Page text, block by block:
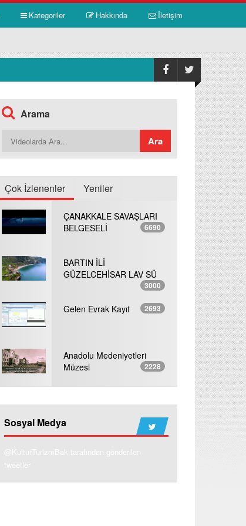
İletişim
Hakkında
Kategoriler
Arama
Çok İzlenenler Yeniler
ÇANAKKALE SAVAŞLARI
BELGESELİ
6690
BARTIN İLİ
GÜZELCEHİSAR LAV SÜ
3000
Gelen Evrak Kayıt 2693
Anadolu Medeniyetleri
Müzesi
2228
Sosyal Medya
@KulturTurizmBak tarafından gönderilen
tweetler